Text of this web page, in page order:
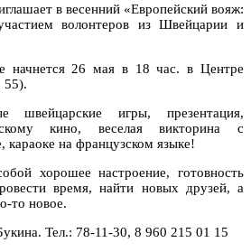
в весенний «Европейский вояж:
волонтеров из Швейцарии и
начнется 26 мая в 18 час. в Центре
55).
швейцарские игры, презентация,
кино, веселая викторина с
на французском языке!
хорошее настроение, готовность
время, найти новых друзей, а
то новое.
Тел.: 78-11-30, 8 960 215 01 15